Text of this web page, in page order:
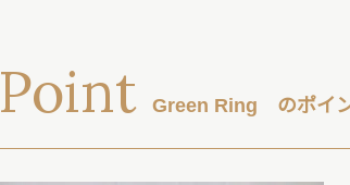
Point Green Ring のポイ